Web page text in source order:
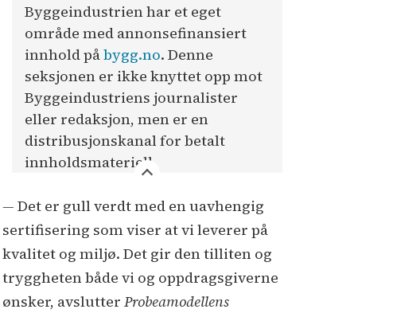
Byggeindustrien har et eget
område med annonsefinansiert
innhold påbygg.no. Denne
seksjonen er ikke knyttet opp mot
Byggeindustriens journalister
eller redaksjon, men er en
distribusjonskanal for betalt
innholdsmateriell.
— Det er gull verdt med en uavhengig
sertifisering som viser at vi leverer på
kvalitet og miljø. Det gir den tilliten og
tryggheten både vi og oppdragsgiverne
ønsker, avslutterProbeamodellens